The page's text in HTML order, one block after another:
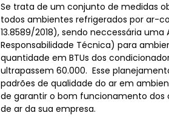
Se trata de um conjunto de medidas
todos ambientes refrigerados por ar-
13.8589/2018), sendo neccessária uma
Responsabilidade Técnica) para
quantidade em BTUs dos
ultrapassem 60.000. Esse
padrões de qualidade do ar em
de garantir o bom funcionamento dos
de ar da sua empresa.